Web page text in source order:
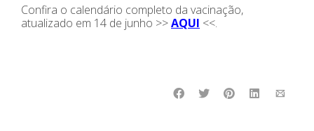
Confira o calendário completo da vacinação,
atualizado em 14 de junho >>AQUI <<.